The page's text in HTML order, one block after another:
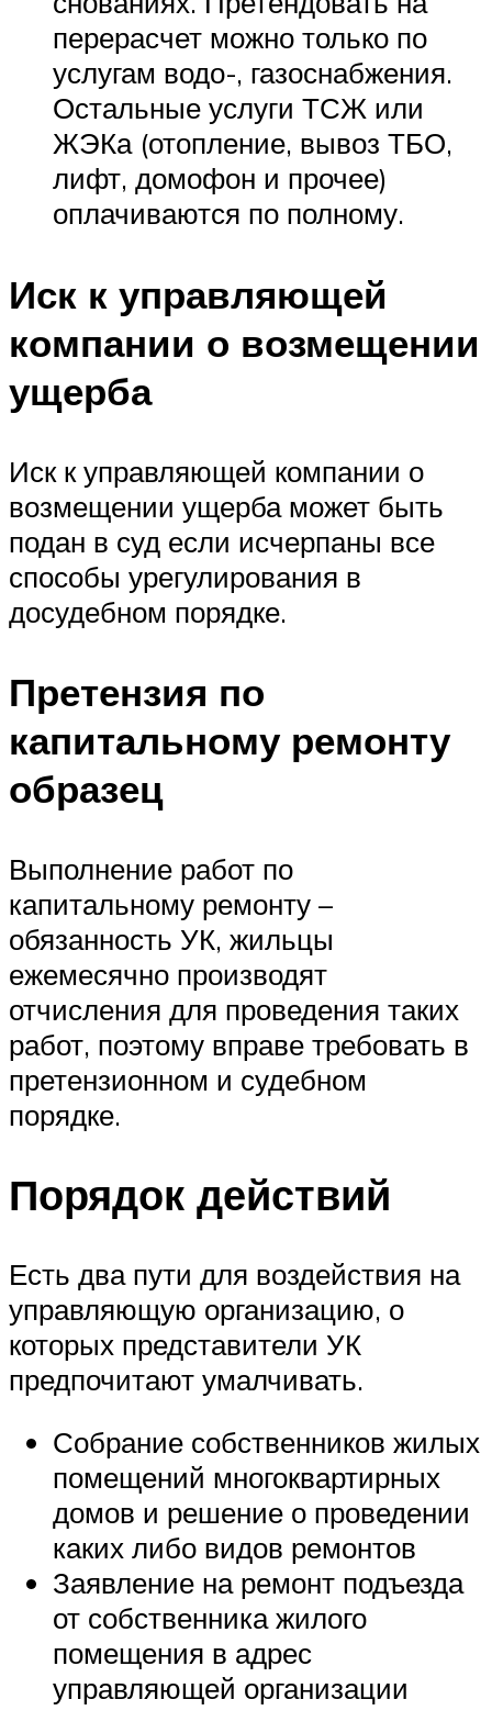
перерасчет можно только по
услугам водо-, газоснабжения.
Остальные услуги ТСЖ или
ЖЭКа (отопление, вывоз ТБО,
лифт, домофон и прочее)
оплачиваются по полному.
Иск к управляющей
компании о возмещении
ущерба
Иск к управляющей компании о
возмещении ущерба может быть
подан в суд если исчерпаны все
способы урегулирования в
досудебном порядке.
Претензия по
капитальному ремонту
образец
Выполнение работ по
капитальному ремонту –
обязанность УК, жильцы
ежемесячно производят
отчисления для проведения таких
работ, поэтому вправе требовать в
претензионном и судебном
порядке.
Порядок действий
Есть два пути для воздействия на
управляющую организацию, о
которых представители УК
предпочитают умалчивать.
Собрание собственников жилых
помещений многоквартирных
домов и решение о проведении
каких либо видов ремонтов
Заявление на ремонт подъезда
от собственника жилого
помещения в адрес
управляющей организации